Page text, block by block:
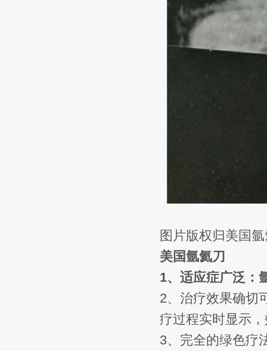
图片版权归美国
美国氩氦刀
1、适应症广泛：
2、治疗效果确切
疗过程实时显示
3、完全的绿色疗